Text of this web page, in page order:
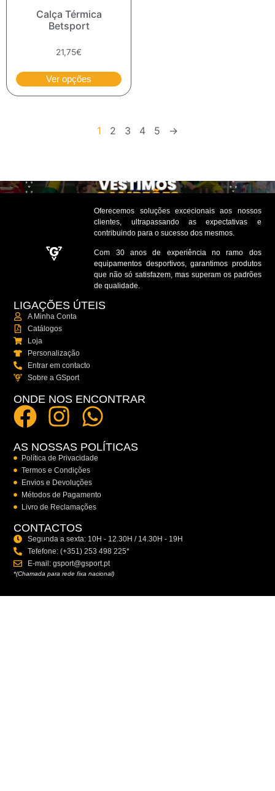
Calça Térmica
Betsport
21,75€
Ver opções
1 2 3 4 5 →
Oferecemos soluções excecionais aos nossos
clientes, ultrapassando as expectativas e
contribuindo para o sucesso dos mesmos.
Com 30 anos de experiência no ramo dos
equipamentos desportivos, garantimos produtos
que não só satisfazem, mas superam os padrões
de qualidade.
LIGAÇÕES ÚTEIS
A Minha Conta
Catálogos
Loja
Personalização
Entrar em contacto
Sobre a GSport
ONDE NOS ENCONTRAR
AS NOSSAS POLÍTICAS
Política de Privacidade
Termos e Condições
Envios e Devoluções
Métodos de Pagamento
Livro de Reclamações
CONTACTOS
Segunda a sexta: 10H - 12.30H / 14.30H - 19H
Tefefone: (+351) 253 498 225*
E-mail: gsport@gsport.pt
*(Chamada para rede fixa nacional)